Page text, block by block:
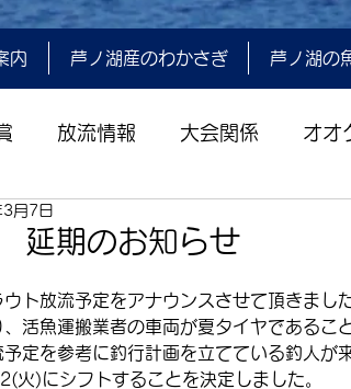
内 芦ノ湖産のわかさぎ 芦ノ湖の
放流情報 大会関係 オオ
延期のお知らせ
月7日
ト放流予定をアナウンスさせて頂きまし
活魚運搬業者の車両が夏タイヤであるこ
定を参考に釣行計画を立てている釣人が
)にシフトすることを決定しました。